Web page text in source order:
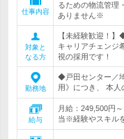
仕事内容
るための物流管理
ありません※
対象と
なる方
【未経験歓迎！
キャリアチェンジ
視の採用です！
勤務地
◆戸田センター／
用》につき、 本人
給与
月給：249,500円
当※経験やスキル